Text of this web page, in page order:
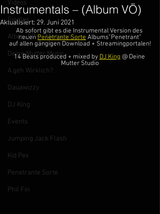
Videos
Singles
Alben, EPs + Mixtapes
Deine Mutter Music
A.geh Wirklich?
Dauawizzy
DJ King
Events
Jumping Jack Flash
Kid Pex
Penetrante Sorte
Phil Fin
Instrumentals – (Album VÖ)
Aktualisiert: 29. Juni 2021
Ab sofort gibt es die Instrumental Version des
neuen Penetrante Sorte Albums”Penetrant”
auf allen gängigen Download + Streamingportalen!
14 Beats produced + mixed by DJ King @ Deine
Mutter Studio